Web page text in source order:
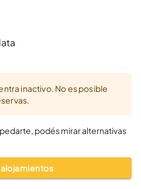
inactivo. No es posible
podés mirar alternativas
alojamientos